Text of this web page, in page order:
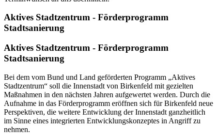
Aktives Stadtzentrum - Förderprogramm
Stadtsanierung
Aktives Stadtzentrum - Förderprogramm
Stadtsanierung
Bei dem vom Bund und Land geförderten Programm „Aktives
Stadtzentrum“ soll die Innenstadt von Birkenfeld mit gezielten
Maßnahmen in den nächsten Jahren aufgewertet werden. Durch die
Aufnahme in das Förderprogramm eröffnen sich für Birkenfeld neue
Perspektiven, die weitere Entwicklung der Innenstadt ganzheitlich
im Sinne eines integrierten Entwicklungskonzeptes in Angriff zu
nehmen.